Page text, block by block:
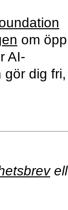
om
AI-
gör dig fri,